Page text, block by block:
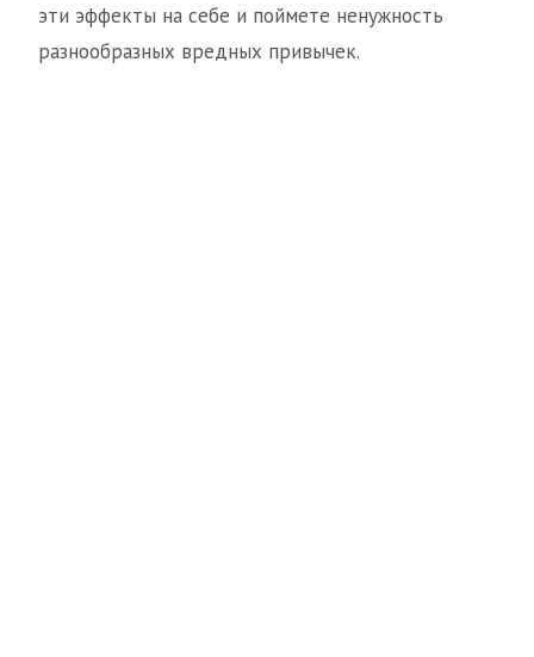
эти эффекты на себе и поймете ненужность
разнообразных вредных привычек.